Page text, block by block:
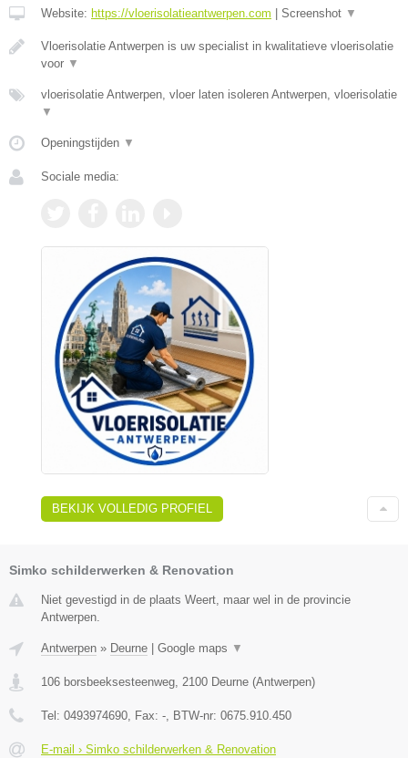
Website: https://vloerisolatieantwerpen.com Screenshot ▼
Vloerisolatie Antwerpen is uw specialist in kwalitatieve vloerisolatie
voor ▼
vloerisolatie Antwerpen, vloer laten isoleren Antwerpen, vloerisolatie
▼
Openingstijden ▼
Sociale media:
BEKIJK VOLLEDIG PROFIEL
Simko schilderwerken & Renovation
Niet gevestigd in de plaats Weert, maar wel in de provincie
Antwerpen.
Antwerpen » Deurne Google maps ▼
106 borsbeeksesteenweg, 2100 Deurne (Antwerpen)
Tel: 0493974690, Fax: -, BTW-nr: 0675.910.450
E-mail › Simko schilderwerken & Renovation